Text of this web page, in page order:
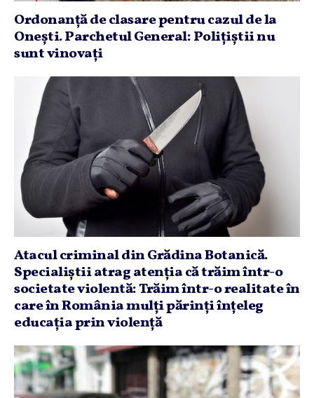
Ordonanţă de clasare pentru cazul de la
Oneşti. Parchetul General: Poliţiştii nu
sunt vinovaţi
Atacul criminal din Grădina Botanică.
Specialiştii atrag atenţia că trăim într-o
societate violentă: Trăim într-o realitate în
care în România mulţi părinţi înţeleg
educaţia prin violenţă